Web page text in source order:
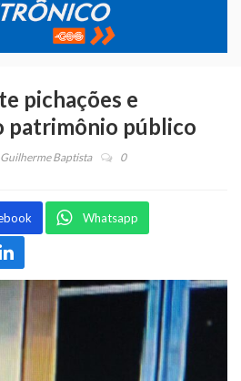
pichações e
patrimônio público
Guilherme Baptista 0
Whatsapp